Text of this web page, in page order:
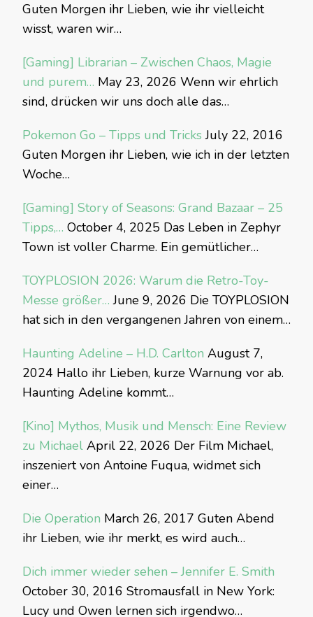
Guten Morgen ihr Lieben, wie ihr vielleicht
wisst, waren wir…
[Gaming] Librarian – Zwischen Chaos, Magie
und purem… May 23, 2026 Wenn wir ehrlich
sind, drücken wir uns doch alle das…
Pokemon Go – Tipps und Tricks July 22, 2016
Guten Morgen ihr Lieben, wie ich in der letzten
Woche…
[Gaming] Story of Seasons: Grand Bazaar – 25
Tipps,… October 4, 2025 Das Leben in Zephyr
Town ist voller Charme. Ein gemütlicher…
TOYPLOSION 2026: Warum die Retro-Toy-
Messe größer… June 9, 2026 Die TOYPLOSION
hat sich in den vergangenen Jahren von einem…
Haunting Adeline – H.D. Carlton August 7,
2024 Hallo ihr Lieben, kurze Warnung vor ab.
Haunting Adeline kommt…
[Kino] Mythos, Musik und Mensch: Eine Review
zu Michael April 22, 2026 Der Film Michael,
inszeniert von Antoine Fuqua, widmet sich
einer…
Die Operation March 26, 2017 Guten Abend
ihr Lieben, wie ihr merkt, es wird auch…
Dich immer wieder sehen – Jennifer E. Smith
October 30, 2016 Stromausfall in New York:
Lucy und Owen lernen sich irgendwo…